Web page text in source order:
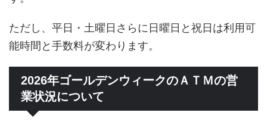
ただし、平日・土曜日さらに日曜日と祝日は利用可
能時間と手数料が変わります。
2026年ゴールデンウィークのＡＴＭの営
業状況について